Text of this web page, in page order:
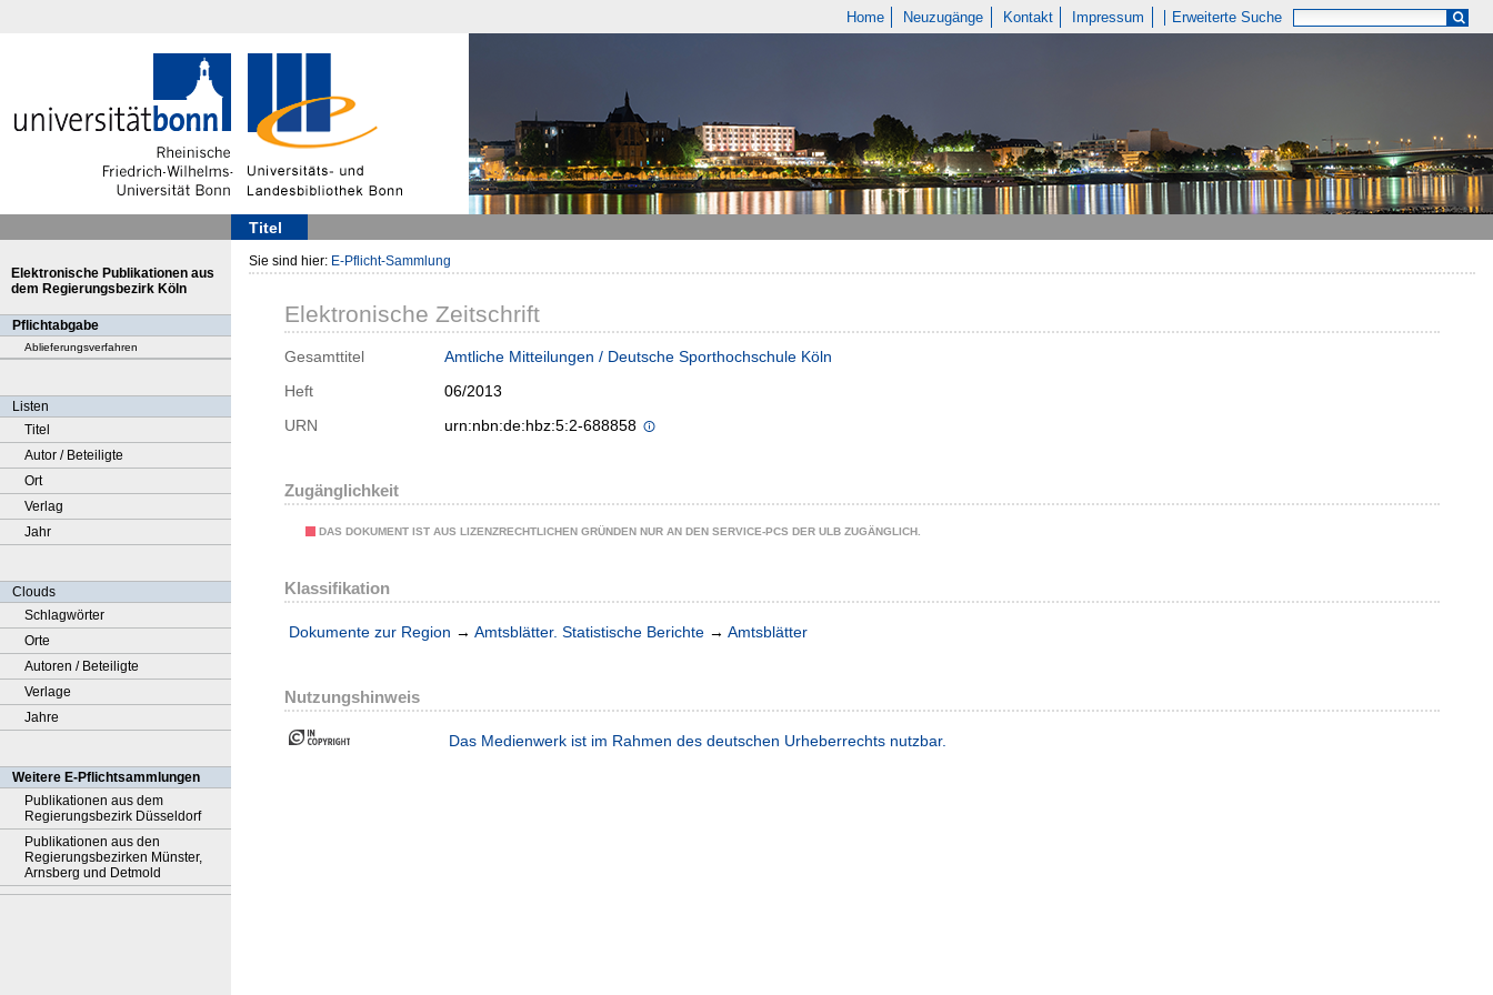
Home Neuzugänge Kontakt Impressum Erweiterte Suche
Titel
Elektronische Publikationen aus
dem Regierungsbezirk Köln
Pflichtabgabe
Ablieferungsverfahren
Listen
Titel
Autor / Beteiligte
Ort
Verlag
Jahr
Clouds
Schlagwörter
Orte
Autoren / Beteiligte
Verlage
Jahre
Weitere E-Pflichtsammlungen
Publikationen aus dem
Regierungsbezirk Düsseldorf
Publikationen aus den
Regierungsbezirken Münster,
Arnsberg und Detmold
Sie sind hier: E-Pflicht-Sammlung
Elektronische Zeitschrift
Gesamttitel
Amtliche Mitteilungen / Deutsche Sporthochschule Köln
Heft
06/2013
URN
urn:nbn:de:hbz:5:2-688858
Zugänglichkeit
DAS DOKUMENT IST AUS LIZENZRECHTLICHEN GRÜNDEN NUR AN DEN SERVICE-PCS DER ULB ZUGÄNGLICH.
Klassifikation
Dokumente zur Region → Amtsblätter. Statistische Berichte → Amtsblätter
Nutzungshinweis
Das Medienwerk ist im Rahmen des deutschen Urheberrechts nutzbar.